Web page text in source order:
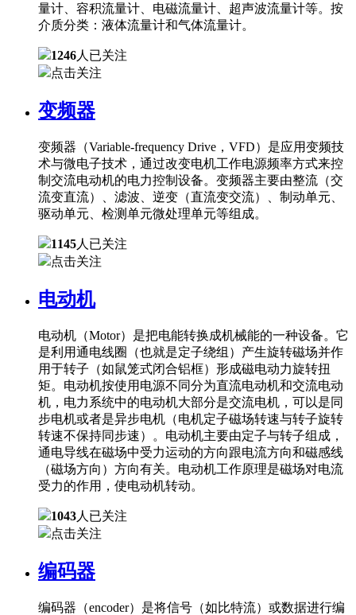
量计、容积流量计、电磁流量计、超声波流量计等。按
介质分类：液体流量计和气体流量计。
1246人已关注
点击关注
变频器
变频器（Variable-frequency Drive，VFD）是应用变频技
术与微电子技术，通过改变电机工作电源频率方式来控
制交流电动机的电力控制设备。变频器主要由整流（交
流变直流）、滤波、逆变（直流变交流）、制动单元、
驱动单元、检测单元微处理单元等组成。
1145人已关注
点击关注
电动机
电动机（Motor）是把电能转换成机械能的一种设备。它
是利用通电线圈（也就是定子绕组）产生旋转磁场并作
用于转子（如鼠笼式闭合铝框）形成磁电动力旋转扭
矩。电动机按使用电源不同分为直流电动机和交流电动
机，电力系统中的电动机大部分是交流电机，可以是同
步电机或者是异步电机（电机定子磁场转速与转子旋转
转速不保持同步速）。电动机主要由定子与转子组成，
通电导线在磁场中受力运动的方向跟电流方向和磁感线
（磁场方向）方向有关。电动机工作原理是磁场对电流
受力的作用，使电动机转动。
1043人已关注
点击关注
编码器
编码器（encoder）是将信号（如比特流）或数据进行编